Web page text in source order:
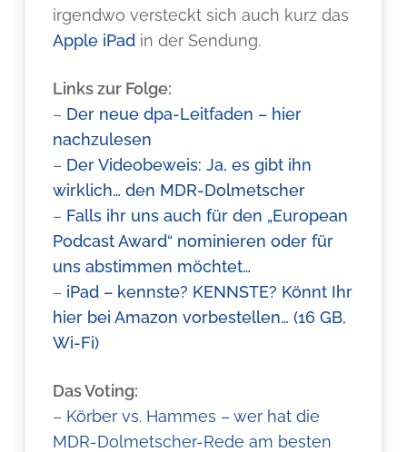
irgendwo versteckt sich auch kurz das
Apple iPad in der Sendung.
Links zur Folge:
– Der neue dpa-Leitfaden – hier
nachzulesen
– Der Videobeweis: Ja, es gibt ihn
wirklich… den MDR-Dolmetscher
– Falls ihr uns auch für den „European
Podcast Award“ nominieren oder für
uns abstimmen möchtet…
– iPad – kennste? KENNSTE? Könnt Ihr
hier bei Amazon vorbestellen… (16 GB,
Wi-Fi)
Das Voting:
– Körber vs. Hammes – wer hat die
MDR-Dolmetscher-Rede am besten